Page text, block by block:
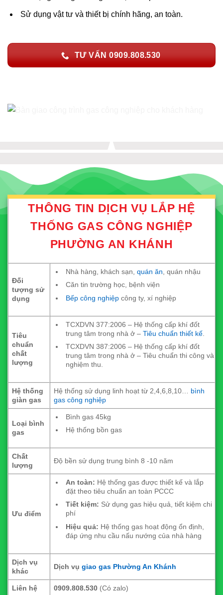
Sử dụng vật tư và thiết bị chính hãng, an toàn.
TƯ VẤN 0909.808.530
THÔNG TIN DỊCH VỤ LẮP HỆ
THỐNG GAS CÔNG NGHIỆP
PHƯỜNG AN KHÁNH
Đối
tượng sử
dụng
Nhà hàng, khách sạn, quán ăn , quán nhậu
Căn tin trường học, bệnh viện
Bếp công nghiệpcông ty, xí nghiệp
Tiêu
chuẩn
chất
lượng
TCXDVN 377:2006 – Hệ thống cấp khí đốt
trung tâm trong nhà ở – Tiêu chuẩn thiết kế.
TCXDVN 387:2006 – Hệ thống cấp khí đốt
trung tâm trong nhà ở – Tiêu chuẩn thi công và
nghiệm thu.
Hệ thống
giàn gas
Hệ thống sử dụng linh hoạt từ 2,4,6,8,10… bình
gas công nghiệp
Loại bình
gas
Bình gas 45kg
Hệ thống bồn gas
Chất
lượng
Độ bền sử dụng trung bình 8 -10 năm
Ưu điểm
An toàn: Hệ thống gas được thiết kế và lắp
đặt theo tiêu chuẩn an toàn PCCC
Tiết kiệm: Sử dụng gas hiệu quả, tiết kiệm chi
phí
Hiệu quả: Hệ thống gas hoạt động ổn định,
đáp ứng nhu cầu nấu nướng của nhà hàng
Dịch vụ
khác
Dịch vụgiao gas Phường An Khánh
Liên hệ 0909.808.530 (Có zalo)